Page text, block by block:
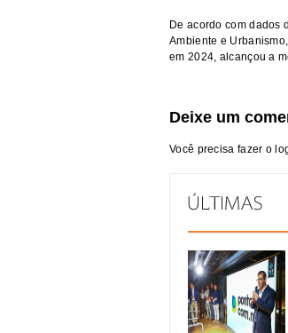
De acordo com dados
Ambiente e
em 2024, alcançou a
Deixe um
Você precisa fazer o